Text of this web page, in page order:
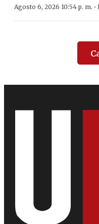
Agosto 6, 2026 10:54 p. m. ·